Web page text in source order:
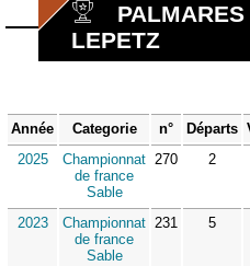
LEPETZ
Année Categorie n° Départs
2025
Championnat
de france
Sable
270 2
2023
Championnat
de france
Sable
231 5